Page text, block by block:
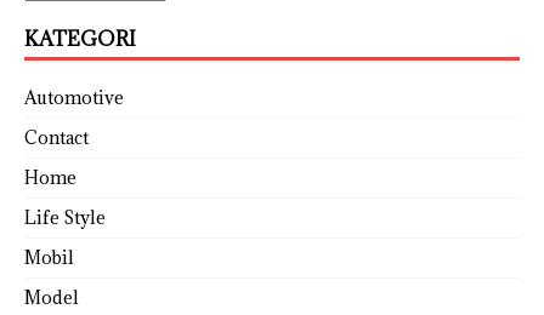
KATEGORI
Automotive
Contact
Home
Life Style
Mobil
Model